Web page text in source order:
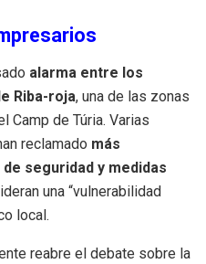
alarma entre los
Riba-roja, una de las zonas
Camp de Túria. Varias
reclamado más
seguridad y medidas
una “vulnerabilidad
local.
reabre el debate sobre la